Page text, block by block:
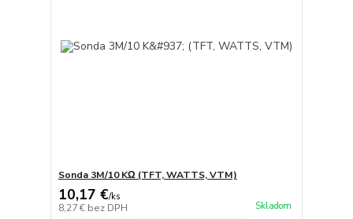
Sonda 3M/10 KΩ (TFT, WATTS, VTM)
10,17 €/ks
8,27 € bez DPH Skladom